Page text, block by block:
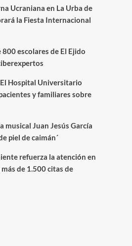
Ucraniana en La Urba de
la Fiesta Internacional
800 escolares de El Ejido
El Hospital Universitario
y familiares sobre
musical Juan Jesús García
piel de caimán´
refuerza la atención en
de 1.500 citas de